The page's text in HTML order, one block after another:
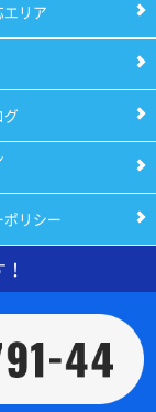
リア
グ
リシー